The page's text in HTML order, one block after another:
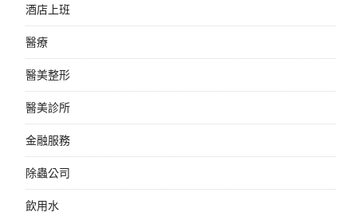
酒店上班
醫療
醫美整形
醫美診所
金融服務
除蟲公司
飲用水